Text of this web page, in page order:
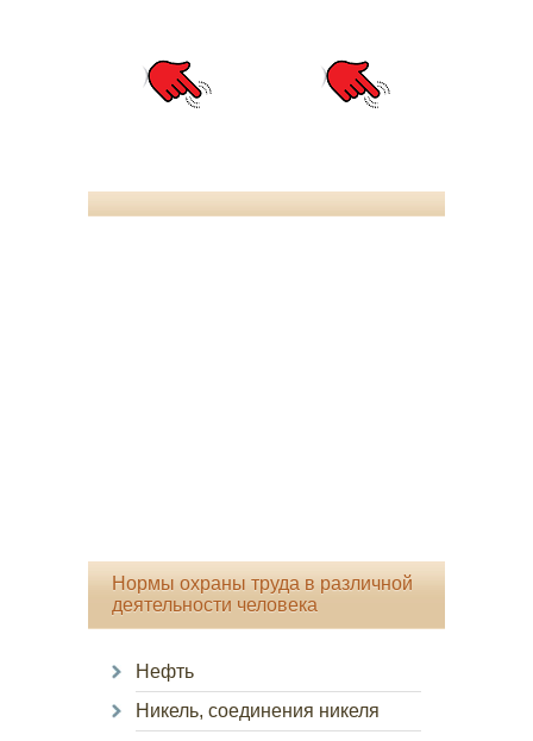
Нормы охраны труда в различной
деятельности человека
Нефть
Никель, соединения никеля